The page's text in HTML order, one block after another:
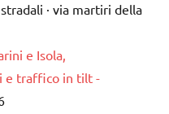
· via martiri della
e Isola,
e traffico in tilt -